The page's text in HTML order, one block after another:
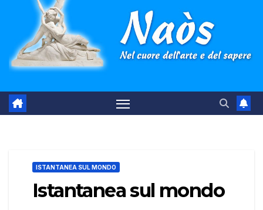
ISTANTANEA SUL MONDO
Istantanea sul mondo